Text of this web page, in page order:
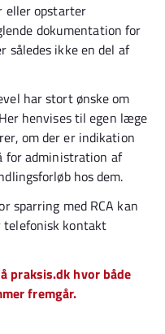
eller opstarter
dokumentation for
således ikke en del af
har stort ønske om
henvises til egen læge
om der er indikation
for administration af
hos dem.
sparring med RCA kan
telefonisk kontakt
praksis.dk hvor både
fremgår.